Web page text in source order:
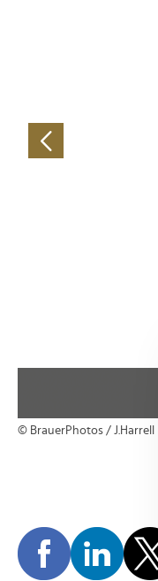
© BrauerPhotos / J.Harrell